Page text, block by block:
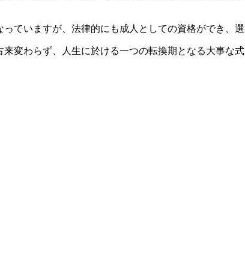
ていますが、法律的にも成人としての資格ができ、
変わらず、人生に於ける一つの転換期となる大事な